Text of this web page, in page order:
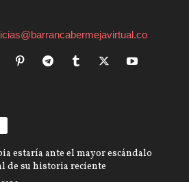
estaría ante el mayor escándalo
de su historia reciente